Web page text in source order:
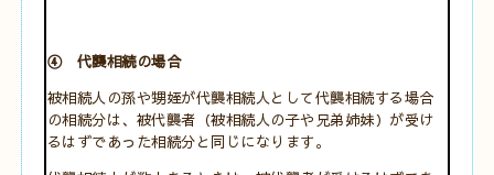
④ 代襲相続の場合
被相続人の孫や甥姪が代襲相続人として代襲相続する場合
の相続分は、被代襲者（被相続人の子や兄弟姉妹）が受け
るはずであった相続分と同じになります。